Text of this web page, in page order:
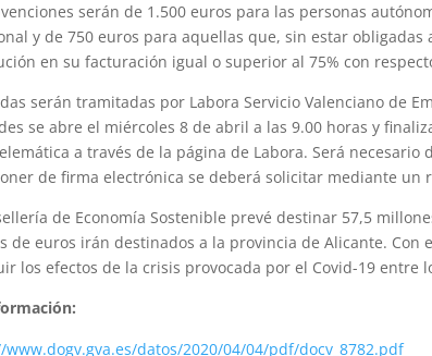
serán de 1.500 euros para las personas
y de 750 euros para aquellas que, sin estar
en su facturación igual o superior al 75% con
serán tramitadas por Labora Servicio Valenciano de
se abre el miércoles 8 de abril a las 9.00 horas y
a través de la página de Labora. Será
de firma electrónica se deberá solicitar mediante un
de Economía Sostenible prevé destinar 57,5
de euros irán destinados a la provincia de Alicante. Con
los efectos de la crisis provocada por el Covid-19 entre
datos/2020/04/04/pdf/docv_8782.pdf